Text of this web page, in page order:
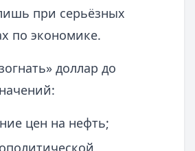
при серьёзных
по экономике.
доллар до
цен на нефть;